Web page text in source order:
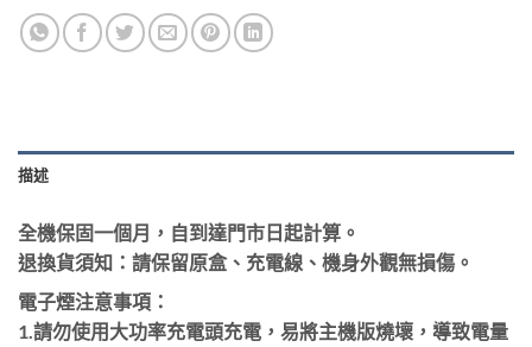
描述
全機保固一個月，自到達門市日起計算。
退換貨須知：請保留原盒、充電線、機身外觀無損傷。
電子煙注意事項：
1.請勿使用大功率充電頭充電，易將主機版燒壞，導致電量